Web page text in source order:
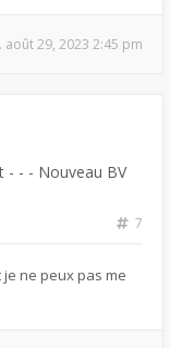
août 29, 2023 2:45 pm
- - - Nouveau BV
7
ne peux pas me